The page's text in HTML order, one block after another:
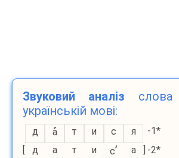
Звуковий аналіз слова
українській мові:
д а т и с я
-1*
[
д а т и с’ а ] -2*